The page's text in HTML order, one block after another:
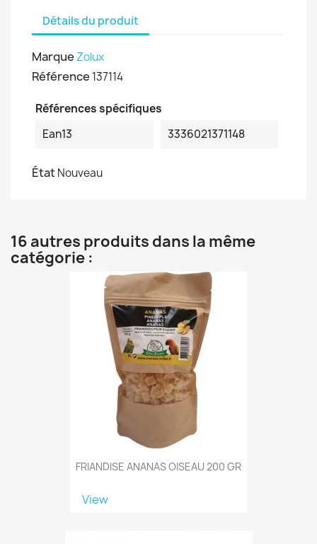
Détails du produit
Marque Zolux
Référence 137114
Références spécifiques
Ean13
3336021371148
ÉtatNouveau
16 autres produits dans la même
catégorie :
FRIANDISE ANANAS OISEAU 200 GR
View